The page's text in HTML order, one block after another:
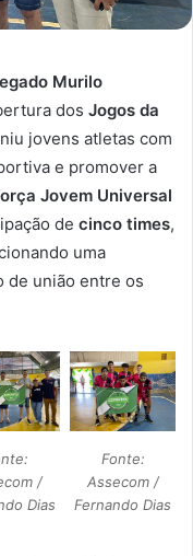
Murilo
dos Jogos da
jovens atletas com
e promover a
Jovem Universal
de cinco times,
uma
de união entre os
/
Dias
Fonte:
Assecom /
Fernando Dias